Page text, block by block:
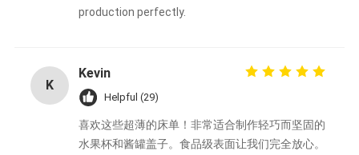
production perfectly.
K
Kevin
Helpful (29)
喜欢这些超薄的床单！非常适合制作轻巧而坚固的
水果杯和酱罐盖子。食品级表面让我们完全放心。